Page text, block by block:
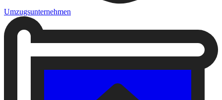
Umzugsunternehmen